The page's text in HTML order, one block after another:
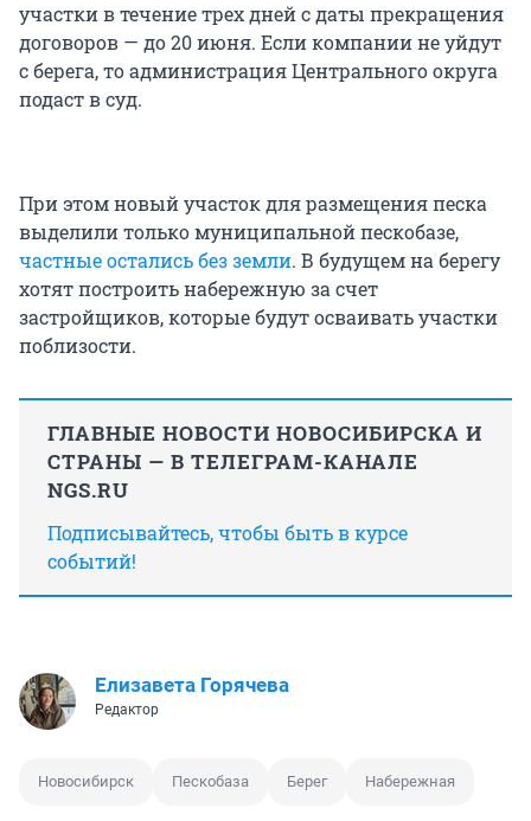
участки в течение трех дней с даты прекращения
договоров — до 20 июня. Если компании не уйдут
с берега, то администрация Центрального округа
подаст в суд.
При этом новый участок для размещения песка
выделили только муниципальной пескобазе,
частные остались без земли. В будущем на берегу
хотят построить набережную за счет
застройщиков, которые будут осваивать участки
поблизости.
ГЛАВНЫЕ НОВОСТИ НОВОСИБИРСКА И
СТРАНЫ — В ТЕЛЕГРАМ-КАНАЛЕ
NGS.RU
Подписывайтесь, чтобы быть в курсе
событий!
Елизавета Горячева
Редактор
Новосибирск Пескобаза Берег Набережная